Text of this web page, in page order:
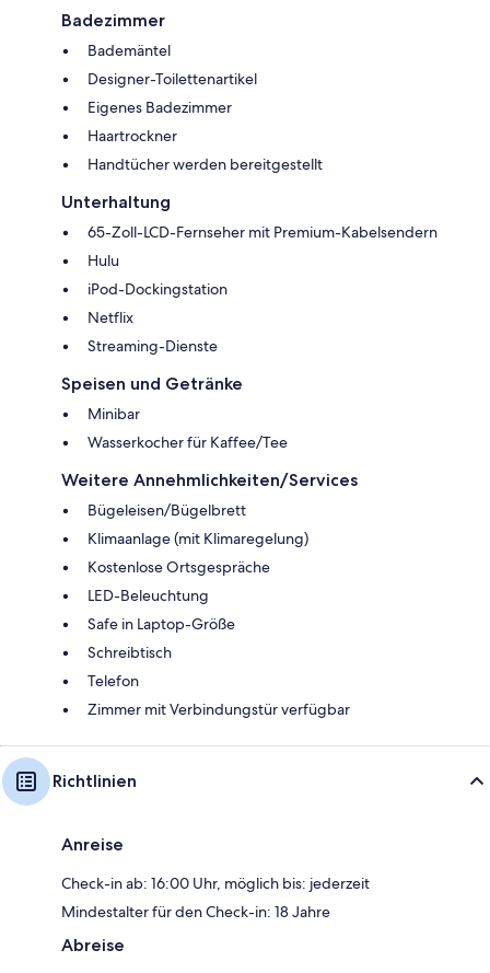
Badezimmer
Bademäntel
Designer-Toilettenartikel
Eigenes Badezimmer
Haartrockner
Handtücher werden bereitgestellt
Unterhaltung
65-Zoll-LCD-Fernseher mit Premium-Kabelsendern
Hulu
iPod-Dockingstation
Netflix
Streaming-Dienste
Speisen und Getränke
Minibar
Wasserkocher für Kaffee/Tee
Weitere Annehmlichkeiten/Services
Bügeleisen/Bügelbrett
Klimaanlage (mit Klimaregelung)
Kostenlose Ortsgespräche
LED-Beleuchtung
Safe in Laptop-Größe
Schreibtisch
Telefon
Zimmer mit Verbindungstür verfügbar
Richtlinien
Anreise
Check-in ab: 16:00 Uhr, möglich bis: jederzeit
Mindestalter für den Check-in: 18 Jahre
Abreise